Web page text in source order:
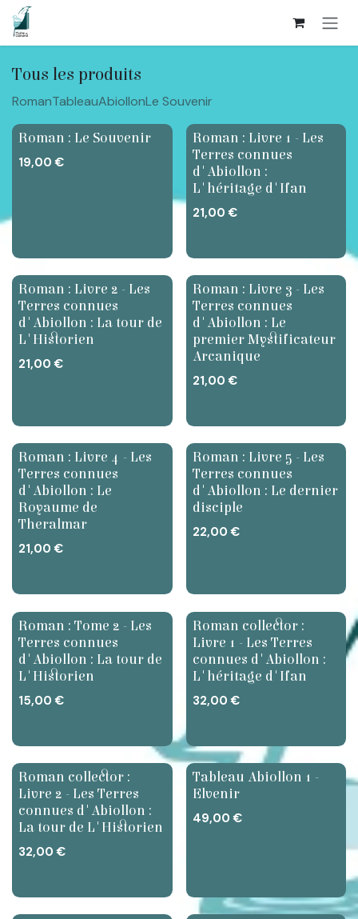
Se rendre au contenu
Tous les produits
RomanTableauAbiollonLe Souvenir
Roman : Le Souvenir
19,00 €
Roman : Livre 1 - Les
Terres connues
d'Abiollon :
L'héritage d'Ifan
21,00 €
Roman : Livre 2 - Les
Terres connues
d'Abiollon : La tour de
L'Historien
21,00 €
Roman : Livre 3 - Les
Terres connues
d'Abiollon : Le
premier Mystificateur
Arcanique
21,00 €
Roman : Livre 4 - Les
Terres connues
d'Abiollon : Le
Royaume de
Theralmar
21,00 €
Nouveau
Roman : Livre 5 - Les
Terres connues
d'Abiollon : Le dernier
disciple
22,00 €
Roman : Tome 2 - Les
Terres connues
d'Abiollon : La tour de
L'Historien
15,00 €
Ventes
Roman collector :
Livre 1 - Les Terres
connues d'Abiollon :
L'héritage d'Ifan
32,00 €
Nouveau
Roman collector :
Livre 2 - Les Terres
connues d'Abiollon :
La tour de L'Historien
32,00 €
Tableau Abiollon 1 -
Elvenir
49,00 €